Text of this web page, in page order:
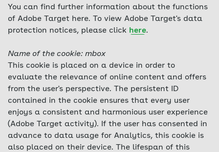
You can find further information about the functions
of Adobe Target here. To view Adobe Target's data
protection notices, please click here.
Name of the cookie: mbox
This cookie is placed on a device in order to
evaluate the relevance of online content and offers
from the user's perspective. The persistent ID
contained in the cookie ensures that every user
enjoys a consistent and harmonious user experience
(Adobe Target activity). If the user has consented in
advance to data usage for Analytics, this cookie is
also placed on their device. The lifespan of this